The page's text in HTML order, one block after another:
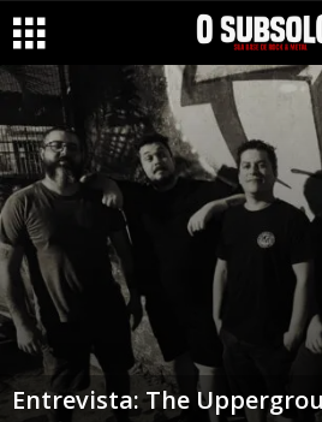
Entrevista: The